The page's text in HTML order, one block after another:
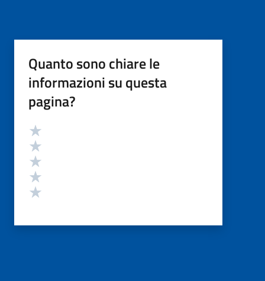
Quanto sono chiare le
informazioni su questa
pagina?
Valutazione